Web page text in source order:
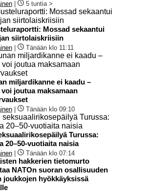
| 5 tuntia >
Mossad sekaantui
siirtolaiskriisiin
| Tänään klo 11:11
miljardikanne ei kaadu –
joutua maksamaan
| Tänään klo 09:10
Turussa:
20–50-vuotiaita naisia
| Tänään klo 07:14
hakkerien tietomurto
NATOn suoran osallisuuden
joukkojen hyökkäyksissä